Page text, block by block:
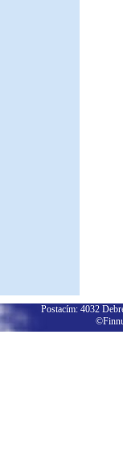
Postacím: 4032